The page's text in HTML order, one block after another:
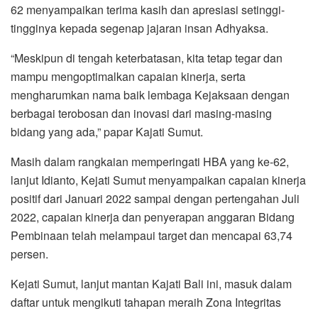
62 menyampaikan terima kasih dan apresiasi setinggi-
tingginya kepada segenap jajaran insan Adhyaksa.
“Meskipun di tengah keterbatasan, kita tetap tegar dan
mampu mengoptimalkan capaian kinerja, serta
mengharumkan nama baik lembaga Kejaksaan dengan
berbagai terobosan dan inovasi dari masing-masing
bidang yang ada,” papar Kajati Sumut.
Masih dalam rangkaian memperingati HBA yang ke-62,
lanjut Idianto, Kejati Sumut menyampaikan capaian kinerja
positif dari Januari 2022 sampai dengan pertengahan Juli
2022, capaian kinerja dan penyerapan anggaran Bidang
Pembinaan telah melampaui target dan mencapai 63,74
persen.
Kejati Sumut, lanjut mantan Kajati Bali ini, masuk dalam
daftar untuk mengikuti tahapan meraih Zona Integritas